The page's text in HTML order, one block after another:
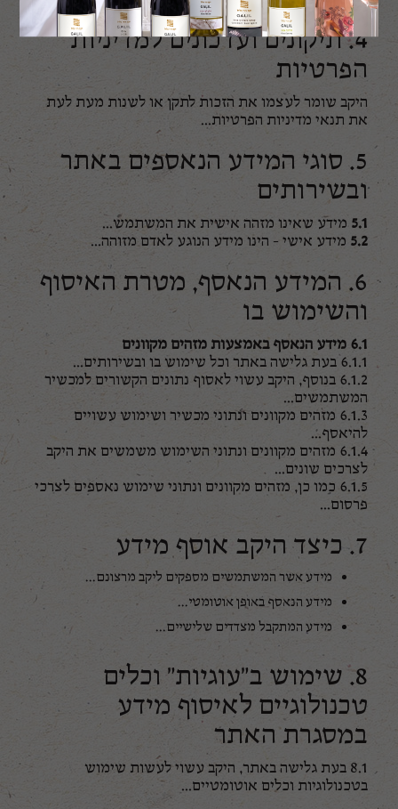
4. תיקונים ועדכונים למדיניות
הפרטיות
היקב שומר לעצמו את הזכות לתקן או לשנות מעת לעת
את תנאי מדיניות הפרטיות...
5. סוגי המידע הנאספים באתר
ובשירותים
5.1 מידע שאינו מזהה אישית את המשתמש...
5.2 מידע אישי - הינו מידע הנוגע לאדם מזוהה...
6. המידע הנאסף, מטרת האיסוף
והשימוש בו
6.1 מידע הנאסף באמצעות מזהים מקוונים
6.1.1 בעת גלישה באתר וכל שימוש בו ובשירותים...
6.1.2 בנוסף, היקב עשוי לאסוף נתונים הקשורים למכשיר
המשתמשים...
6.1.3 מזהים מקוונים ונתוני מכשיר ושימוש עשויים
להיאסף...
6.1.4 מזהים מקוונים ונתוני השימוש משמשים את היקב
לצרכים שונים...
6.1.5 כמו כן, מזהים מקוונים ונתוני שימוש נאספים לצרכי
פרסום...
7. כיצד היקב אוסף מידע
מידע אשר המשתמשים מספקים ליקב מרצונם...
מידע הנאסף באופן אוטומטי...
מידע המתקבל מצדדים שלישיים...
8. שימוש ב"עוגיות" וכלים
טכנולוגיים לאיסוף מידע
במסגרת האתר
8.1 בעת גלישה באתר, היקב עשוי לעשות שימוש
בטכנולוגיות וכלים אוטומטיים...